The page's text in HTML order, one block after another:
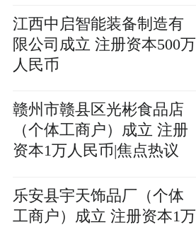
江西中启智能装备制造有
限公司成立 注册资本500万
人民币
赣州市赣县区光彬食品店
（个体工商户）成立 注册
资本1万人民币|焦点热议
乐安县宇天饰品厂（个体
工商户）成立 注册资本1万